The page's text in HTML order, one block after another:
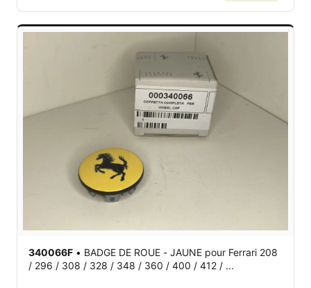
340066F • BADGE DE ROUE - JAUNE pour Ferrari 208
/ 296 / 308 / 328 / 348 / 360 / 400 / 412 / ...